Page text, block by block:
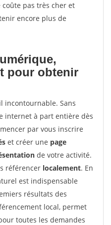
pas très cher et
encore plus de
pour obtenir
incontournable. Sans
internet à part entière dès
par vous inscrire
et créer une page
de votre activité.
référencer localement. En
est indispensable
résultats des
local, permet
toutes les demandes